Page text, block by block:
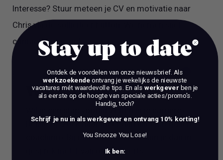
Interesse? Stuur meteen je CV en motivatie naar
Chris via de solliciteer button. We nemen snel
contact met je op!
Work Talks
Wil je een stap vooruit zetten in je carrière?
Ben je op zoek naar meer dan alleen reguliere
coaching? Bij ons, Vacature Via, kun je dan in
gesprek met 1 van onze experts.
Stay up to date
Ontdek de voordelen van onze nieuwsbrief. Als
werkzoekendeontvang je wekelijks de nieuwste
vacatures mét waardevolle tips. En als werkgever ben je
als eerste op de hoogte van speciale acties/promo's.
Handig, toch?
Schrijf je nu in als werkgever en ontvang 10% korting!
You Snooze You Lose!
Ik ben: